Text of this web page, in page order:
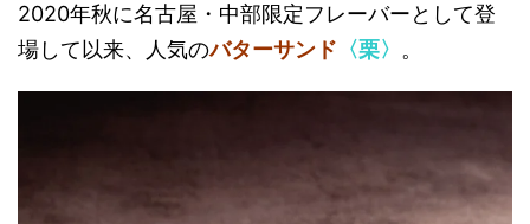
2020年秋に名古屋・中部限定フレーバーとして登
場して以来、人気のバターサンド 〈栗〉 。